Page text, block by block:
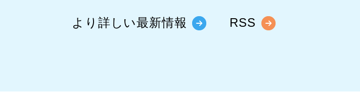
より詳しい最新情報 RSS